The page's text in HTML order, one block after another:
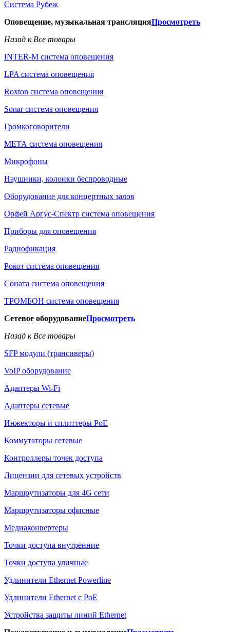
Система Рубеж
Оповещение, музыкальная трансляцияПросмотреть
Назад к Все товары
INTER-M система оповещения
LPA система оповещения
Roxton система оповещения
Sonar система оповещения
Громкоговорители
МЕТА система оповещения
Микрофоны
Наушники, колонки беспроводные
Оборудование для концертных залов
Орфей Аргус-Спектр система оповещения
Приборы для оповещения
Радиофикация
Рокот система оповещения
Соната система оповещения
ТРОМБОН система оповещения
Сетевое оборудованиеПросмотреть
Назад к Все товары
SFP модули (трансиверы)
VoIP оборудование
Адаптеры Wi-Fi
Адаптеры сетевые
Инжекторы и сплиттеры РоЕ
Коммутаторы сетевые
Контроллеры точек доступа
Лицензии для сетевых устройств
Маршрутизаторы для 4G сети
Маршрутизаторы офисные
Медиаконвертеры
Точки доступа внутренние
Точки доступа уличные
Удлинители Ethernet Powerline
Удлинители Ethernet с PoE
Устройства защиты линий Ethernet